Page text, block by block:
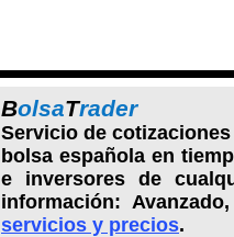
BolsaTrader
Servicio de
bolsa española en
e inversores de
información:
servicios y precios.